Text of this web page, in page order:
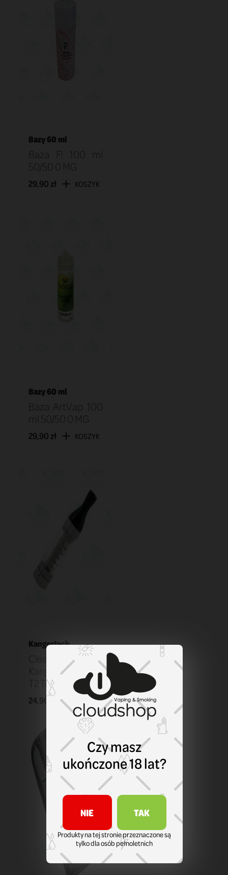
Bazy 60 ml
Baza F! 100 ml
50/50 0 MG
29,90 zł KOSZYK
Bazy 60 ml
Baza ArtVap 100
ml 50/50 0 MG
29,90 zł KOSZYK
Kangertech
Clearomizer
KangerTech EGO
T2 Transparent
24,90 zł KOSZYK
Czy masz
ukończone 18 lat?
NIE TAK
Produkty na tej stronie przeznaczone są
tylko dla osób pełnoletnich